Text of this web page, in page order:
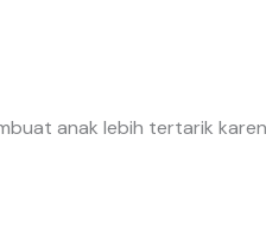
anak lebih tertarik